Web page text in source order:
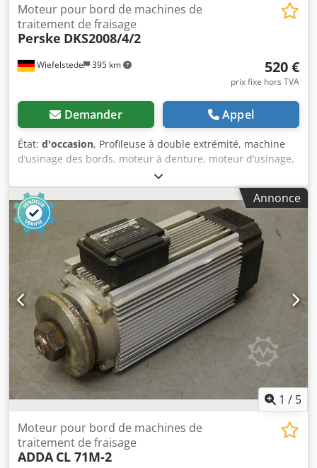
Wiefelstede 395 km
Moteur pour bord de machines de
traitement de fraisage
Perske DKS2008/4/2
520 €
prix fixe hors TVA
Demander Appel
État: d'occasion, Profileuse à double extrémité, machine
d’usinage des bords, moteur à denture, moteur d’usinage,
moteur de broche, moteur de fraisage -Moteur :
2,35/3,3 kW, 1 420/2 850 tr/min à 50 Hz Dkedecmyg Hjpfx
Akgjr -Diamètre de l’arbre : 30 mm -Dimensions :
665/290/H180 mm -Poids : 61 kg
Annonce
1 / 5
Moteur pour bord de machines de
traitement de fraisage
ADDA CL 71M-2